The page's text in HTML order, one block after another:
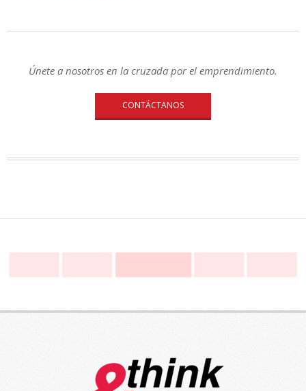
Únete a nosotros en la cruzada por el emprendimiento.
CONTÁCTANOS